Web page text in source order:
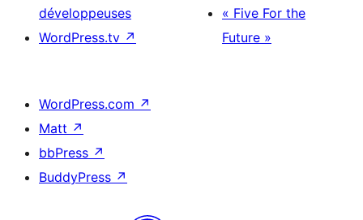
développeuses
WordPress.tv ↗
« Five For the
Future »
WordPress.com ↗
Matt ↗
bbPress ↗
BuddyPress ↗